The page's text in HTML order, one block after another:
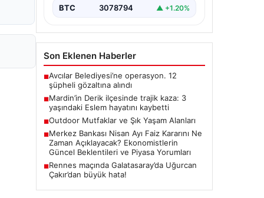
BTC 3078794 ▲ +1.20%
Son Eklenen Haberler
■Avcılar Belediyesi’ne operasyon. 12
şüpheli gözaltına alındı
■Mardin’in Derik ilçesinde trajik kaza: 3
yaşındaki Eslem hayatını kaybetti
■Outdoor Mutfaklar ve Şık Yaşam Alanları
■Merkez Bankası Nisan Ayı Faiz Kararını Ne
Zaman Açıklayacak? Ekonomistlerin
Güncel Beklentileri ve Piyasa Yorumları
■Rennes maçında Galatasaray’da Uğurcan
Çakır’dan büyük hata!